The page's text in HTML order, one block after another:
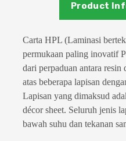
Atap &
Cat dan
Saniter
Product
Carta HPL (Laminasi
permukaan paling inovatif
dari perpaduan antara
atas beberapa lapisan
Lapisan yang dimaksud
décor sheet. Seluruh jenis
bawah suhu dan tekanan